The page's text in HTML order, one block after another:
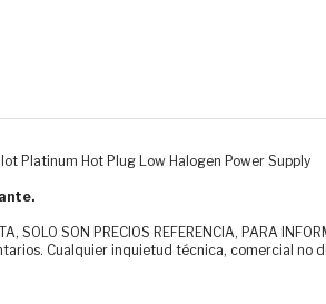
Platinum Hot Plug Low Halogen Power Supply
SOLO SON PRECIOS REFERENCIA, PARA
Cualquier inquietud técnica, comercial